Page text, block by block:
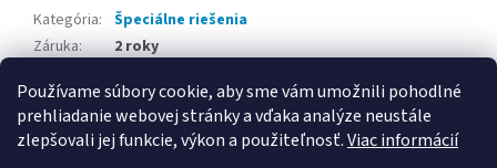
Používame súbory cookie, aby sme vám umožnili pohodlné
prehliadanie webovej stránky a vďaka analýze neustále
zlepšovali jej funkcie, výkon a použiteľnosť.Viac informácií
Kategória: Špeciálne riešenia
Záruka:
2 roky